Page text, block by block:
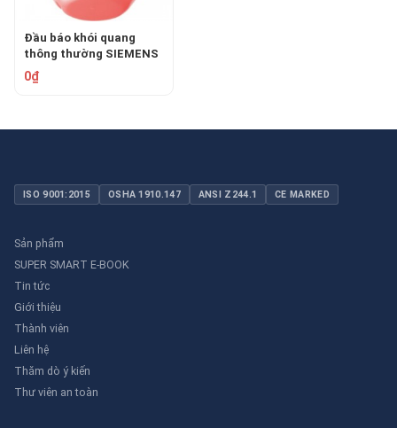
Đầu báo khói quang
thông thường SIEMENS
OP110
0₫
ISO 9001:2015 OSHA 1910.147 ANSI Z244.1 CE MARKED
Sản phẩm
SUPER SMART E-BOOK
Tin tức
Giới thiệu
Thành viên
Liên hệ
Thăm dò ý kiến
Thư viên an toàn